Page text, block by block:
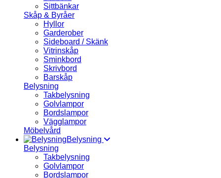
Sittbänkar
Skåp & Byråer
Hyllor
Garderober
Sideboard / Skänk
Vitrinskåp
Sminkbord
Skrivbord
Barskåp
Belysning
Takbelysning
Golvlampor
Bordslampor
Vägglampor
Möbelvård
Belysning
Belysning
Takbelysning
Golvlampor
Bordslampor